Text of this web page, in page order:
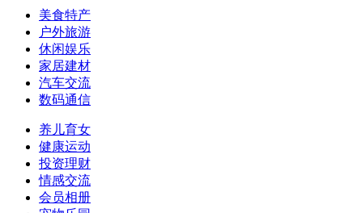
美食特产
户外旅游
休闲娱乐
家居建材
汽车交流
数码通信
养儿育女
健康运动
投资理财
情感交流
会员相册